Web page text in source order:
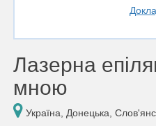
Лазерна
мною
Україна, Донецька,